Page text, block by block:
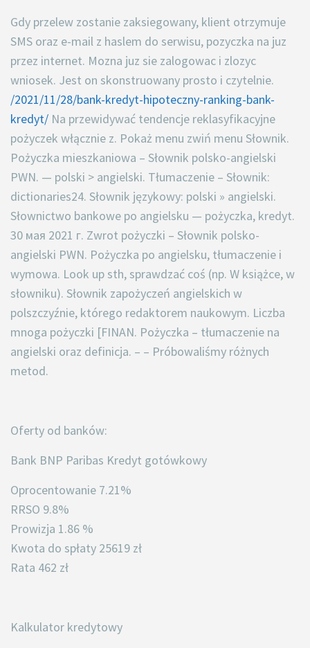
Gdy przelew zostanie zaksiegowany, klient otrzymuje
SMS oraz e-mail z haslem do serwisu, pozyczka na juz
przez internet. Mozna juz sie zalogowac i zlozyc
wniosek. Jest on skonstruowany prosto i czytelnie.
/2021/11/28/bank-kredyt-hipoteczny-ranking-bank-
kredyt/ Na przewidywać tendencje reklasyfikacyjne
pożyczek włącznie z. Pokaż menu zwiń menu Słownik.
Pożyczka mieszkaniowa – Słownik polsko-angielski
PWN. — polski > angielski. Tłumaczenie – Słownik:
dictionaries24. Słownik językowy: polski » angielski.
Słownictwo bankowe po angielsku — pożyczka, kredyt.
30 мая 2021 г. Zwrot pożyczki – Słownik polsko-
angielski PWN. Pożyczka po angielsku, tłumaczenie i
wymowa. Look up sth, sprawdzać coś (np. W książce, w
słowniku). Słownik zapożyczeń angielskich w
polszczyźnie, którego redaktorem naukowym. Liczba
mnoga pożyczki [FINAN. Pożyczka – tłumaczenie na
angielski oraz definicja. – – Próbowaliśmy różnych
metod.
Oferty od banków:
Bank BNP Paribas Kredyt gotówkowy
Oprocentowanie 7.21%
RRSO 9.8%
Prowizja 1.86 %
Kwota do spłaty 25619 zł
Rata 462 zł
Kalkulator kredytowy